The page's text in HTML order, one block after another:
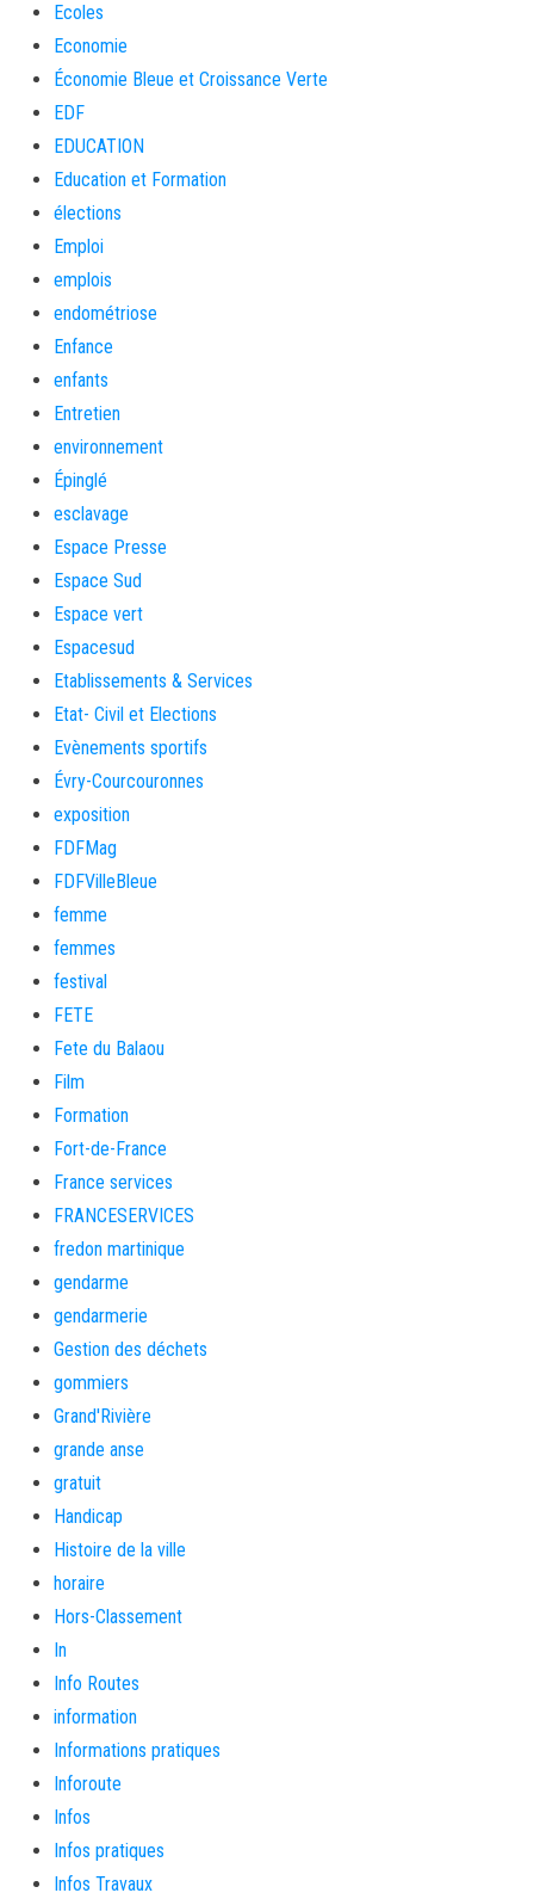
Ecoles
Economie
Économie Bleue et Croissance Verte
EDF
EDUCATION
Education et Formation
élections
Emploi
emplois
endométriose
Enfance
enfants
Entretien
environnement
Épinglé
esclavage
Espace Presse
Espace Sud
Espace vert
Espacesud
Etablissements & Services
Etat- Civil et Elections
Evènements sportifs
Évry-Courcouronnes
exposition
FDFMag
FDFVilleBleue
femme
femmes
festival
FETE
Fete du Balaou
Film
Formation
Fort-de-France
France services
FRANCESERVICES
fredon martinique
gendarme
gendarmerie
Gestion des déchets
gommiers
Grand'Rivière
grande anse
gratuit
Handicap
Histoire de la ville
horaire
Hors-Classement
In
Info Routes
information
Informations pratiques
Inforoute
Infos
Infos pratiques
Infos Travaux